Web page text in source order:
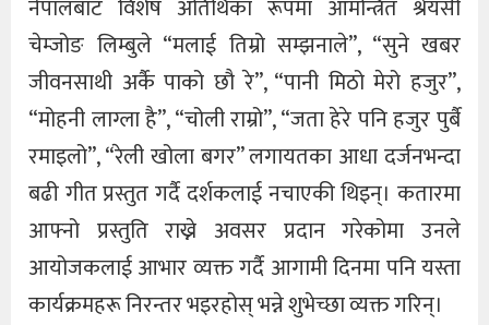
नेपालबाट विशेष अतिथिका रूपमा आमन्त्रित श्रेयसी
चेम्जोङ लिम्बुले “मलाई तिम्रो सम्झनाले”, “सुने खबर
जीवनसाथी अर्कै पाको छौ रे”, “पानी मिठो मेरो हजुर”,
“मोहनी लाग्ला है”, “चोली राम्रो”, “जता हेरे पनि हजुर पुर्बै
रमाइलो”, “रेली खोला बगर” लगायतका आधा दर्जनभन्दा
बढी गीत प्रस्तुत गर्दै दर्शकलाई नचाएकी थिइन्। कतारमा
आफ्नो प्रस्तुति राख्ने अवसर प्रदान गरेकोमा उनले
आयोजकलाई आभार व्यक्त गर्दै आगामी दिनमा पनि यस्ता
कार्यक्रमहरू निरन्तर भइरहोस् भन्ने शुभेच्छा व्यक्त गरिन्।